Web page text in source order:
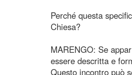
Perché questa
Chiesa?
MARENGO: Se
essere descritta e
Questo incontro può